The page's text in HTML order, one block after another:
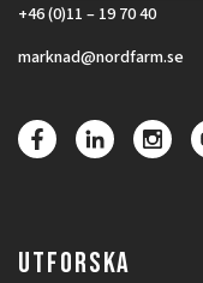
+46 (0)11 – 19 70 40
marknad@nordfarm.se
UTFORSKA